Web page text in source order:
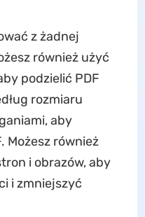
z żadnej
również użyć
podzielić PDF
rozmiaru
aby
Możesz również
i obrazów, aby
i zmniejszyć